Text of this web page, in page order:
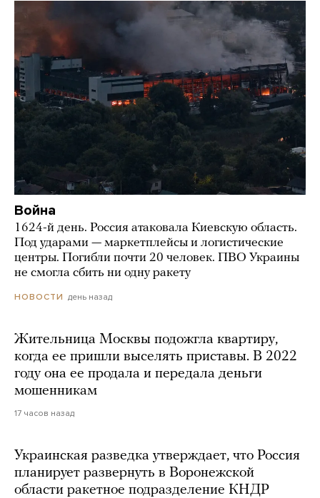
Война
1624-й день. Россия атаковала Киевскую область.
Под ударами — маркетплейсы и логистические
центры. Погибли почти 20 человек. ПВО Украины
не смогла сбить ни одну ракету
НОВОСТИ день назад
Жительница Москвы подожгла квартиру,
когда ее пришли выселять приставы. В 2022
году она ее продала и передала деньги
мошенникам
17 часов назад
Украинская разведка утверждает, что Россия
планирует развернуть в Воронежской
области ракетное подразделение КНДР